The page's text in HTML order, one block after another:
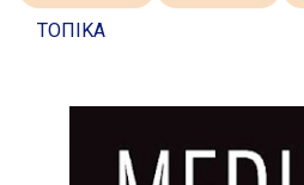
ΤΟΠΙΚΑ